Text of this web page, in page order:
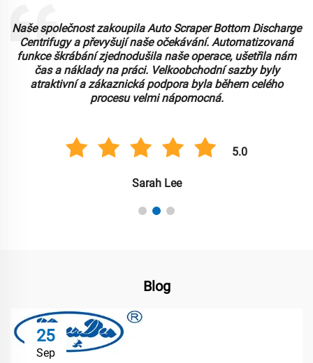
Zaopatřili jsme si Vertikální horní výložkové centrifugy pro
naši potravinářskou zpracovací zařízení a fungují
spolehlivě. Design umožňuje snadné vyvrácení a čištění,
což je klíčové pro naši pracovní postup. Cena ve
velkoobchodu byla vynikající, což nám umožnilo
upgradovat naše vybavení. Doporučujeme!
5.0
Michael Smith
Blog
25
Sep